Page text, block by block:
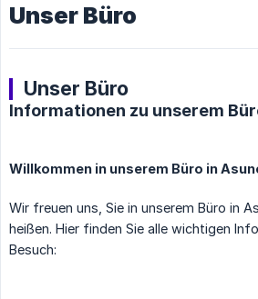
Unser Büro
Unser Büro
Informationen zu unserem
Willkommen in unserem Büro in
Wir freuen uns, Sie in unserem Büro in
heißen. Hier finden Sie alle wichtigen
Besuch: